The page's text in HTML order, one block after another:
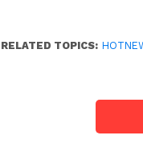
RELATED TOPICS: